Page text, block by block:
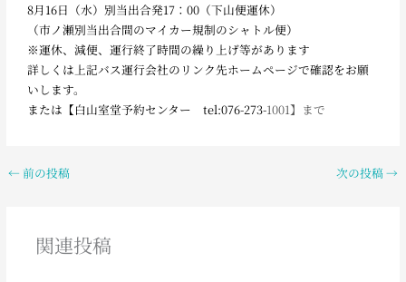
8月16日（水）別当出合発17：00（下山便運休）
（市ノ瀬別当出合間のマイカー規制のシャトル便）
※運休、減便、運行終了時間の繰り上げ等があります
詳しくは上記バス運行会社のリンク先ホームページで確認をお願
いします。
または【白山室堂予約センター tel:076-273-1001】まで
←前の投稿 次の投稿→
関連投稿